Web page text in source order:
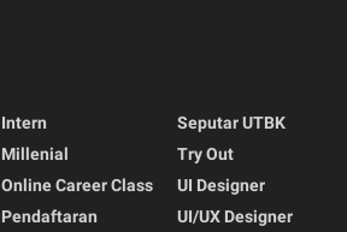
Intern
Millenial
Online Career Class
Pendaftaran
Seputar UTBK
Try Out
UI Designer
UI/UX Designer